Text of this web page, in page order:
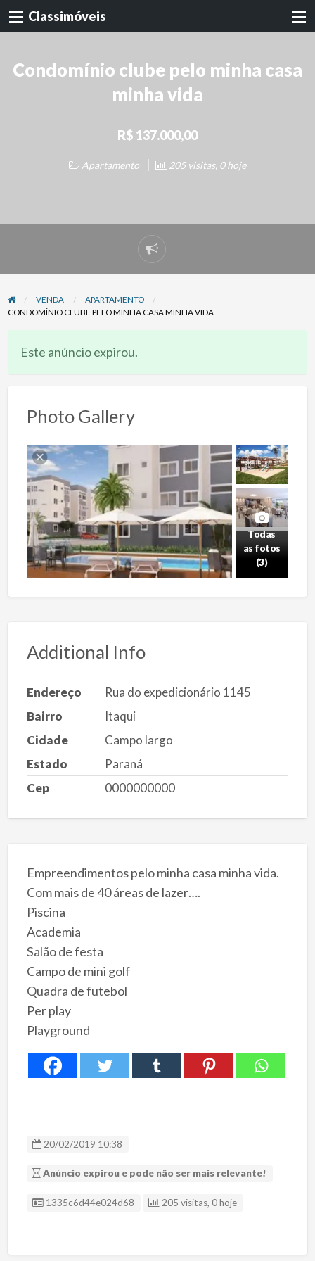
Classimóveis
Condomínio clube pelo minha casa
minha vida
R$ 137.000,00
Apartamento 205 visitas, 0 hoje
Denunciar
problema
VENDA
APARTAMENTO
CONDOMÍNIO CLUBE PELO MINHA CASA MINHA VIDA
Este anúncio expirou.
Photo Gallery
Todas
as fotos
(3)
Additional Info
Endereço
Rua do expedicionário 1145
Bairro
Itaqui
Cidade
Campo largo
Estado
Paraná
Cep
0000000000
Empreendimentos pelo minha casa minha vida.
Com mais de 40 áreas de lazer….
Piscina
Academia
Salão de festa
Campo de mini golf
Quadra de futebol
Per play
Playground
20/02/2019 10:38
Anúncio expirou e pode não ser mais relevante!
ID Anúncio
1335c6d44e024d68 205 visitas, 0 hoje